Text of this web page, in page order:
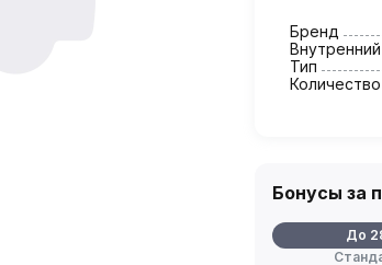
Бренд
Тип
Бонусы за
До